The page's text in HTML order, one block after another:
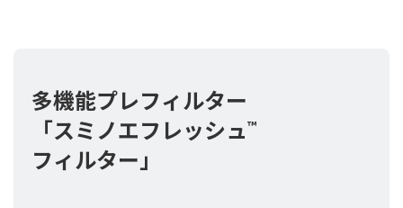
多機能プレフィルター
「スミノエフレッシュ™
フィルター」